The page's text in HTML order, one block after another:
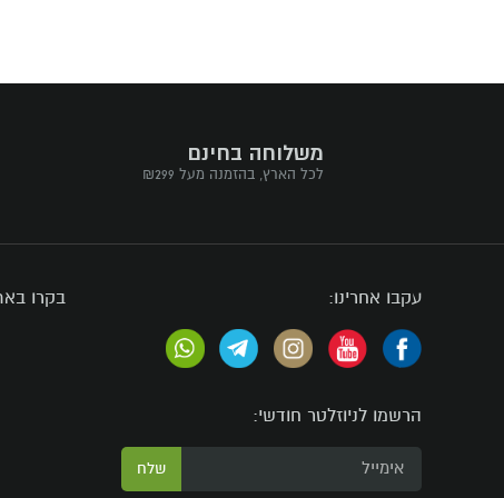
משלוחה בחינם
לכל הארץ, בהזמנה מעל ₪299
עקבו אחרינו:
הרשמו לניוזלטר חודשי:
שלח
בקרו